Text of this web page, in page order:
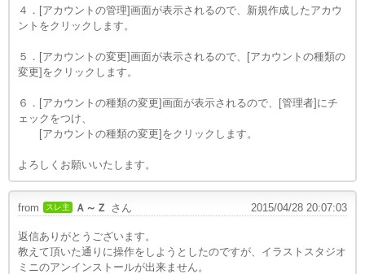
４．[アカウントの管理]画面が表示されるので、新規作成したアカウ
ントをクリックします。
５．[アカウントの変更]画面が表示されるので、[アカウントの種類の
変更]をクリックします。
６．[アカウントの種類の変更]画面が表示されるので、[管理者]にチ
ェックをつけ、
[アカウントの種類の変更]をクリックします。
よろしくお願いいたします。
from スレ主 Ａ～Ｚ さん 2015/04/28 20:07:03
返信ありがとうございます。
教えて頂いた通りに操作をしようとしたのですが、イラストスタジオ
ミニのアンインストールが出来ません。